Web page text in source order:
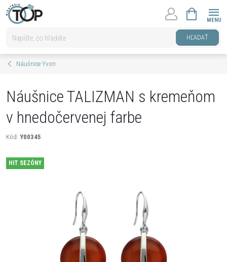
Prejsť
na
HĽADAŤ
KOŠÍK
Náušnice Yvon
Náušnice TALIZMAN s kremeňom
v hnedočervenej farbe
Kód: Y00345
HIT SEZÓNY